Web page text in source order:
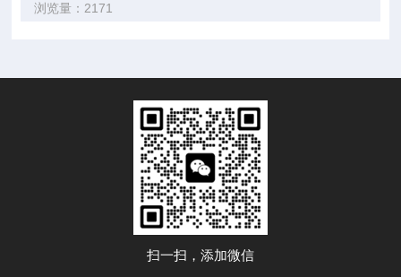
浏览量：2171
扫一扫，添加微信